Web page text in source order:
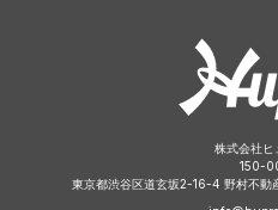
株式会社ヒ
150-
東京都渋谷区道玄坂2-16-4 野村不動